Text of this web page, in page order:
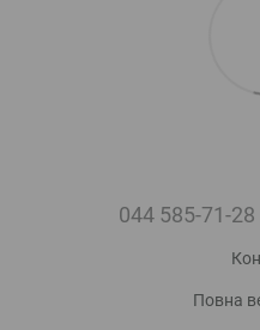
044 585-71-28
Повна